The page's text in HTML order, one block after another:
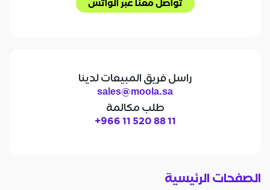
تواصل معنا عبر الواتس
راسل فريق المبيعات لدينا
sales@moola.sa
طلب مكالمة
+966 11 520 88 11
الصفحات الرئيسية